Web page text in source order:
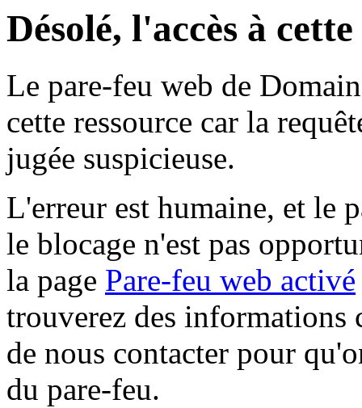
Désolé, l'accès à
Le pare-feu web de
cette ressource car la
jugée suspicieuse.
L'erreur est humaine, et le
le blocage n'est pas
la page Pare-feu web activé
trouverez des informations
de nous contacter pour
du pare-feu.